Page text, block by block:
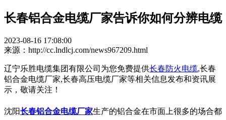
长春铝合金电缆厂家告诉你如何分辨电缆
2023-08-16 17:08:00
来源：http://cc.lndlcj.com/news967209.html
辽宁乐胜电缆集团有限公司为您免费提供长春防火电缆,长春
铝合金电缆厂家,长春高压电缆厂家等相关信息发布和资讯展
示，敬请关注！
沈阳长春铝合金电缆厂家生产的铝合金在市面上很多的场合都